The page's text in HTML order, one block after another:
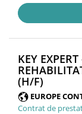
KEY
(H/F)
EUROPE
Contrat de